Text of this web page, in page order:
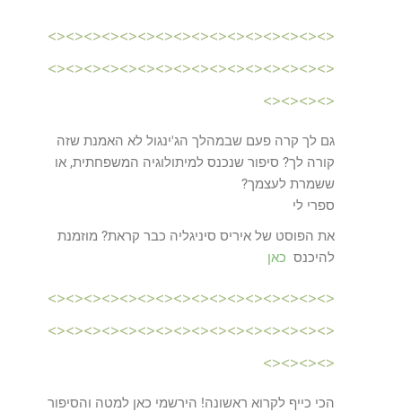
<><><><><><><><><><><><><><><><>
<><><><><><><><><><><><><><><><>
<><><><>
גם לך קרה פעם שבמהלך הג'ינגול לא האמנת שזה
קורה לך? סיפור שנכנס למיתולוגיה המשפחתית, או
ששמרת לעצמך?
ספרי לי
את הפוסט של איריס סיניגליה כבר קראת? מוזמנת
להיכנס כאן
<><><><><><><><><><><><><><><><>
<><><><><><><><><><><><><><><><>
<><><><>
הכי כייף לקרוא ראשונה! הירשמי כאן למטה והסיפור